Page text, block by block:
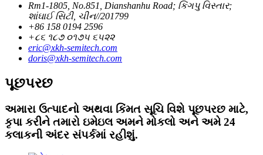
Rm1-1805, No.851, Dianshanhu Road; કિંગપુ વિસ્તાર;
શાંઘાઈ સિટી, ચીન//201799
+86 158 0194 2596
+૮૬ ૧૮૭ ૦૧૭૫ ૬૫૨૨
eric@xkh-semitech.com
doris@xkh-semitech.com
પૂછપરછ
અમારા ઉત્પાદનો અથવા કિંમત સૂચિ વિશે પૂછપરછ માટે,
કૃપા કરીને તમારો ઇમેઇલ અમને મોકલો અને અમે 24
કલાકની અંદર સંપર્કમાં રહીશું.